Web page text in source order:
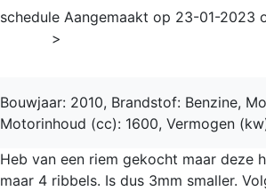
schedule Aangemaakt op 23-01-2023
>
Bouwjaar: 2010, Brandstof: Benzine,
Motorinhoud (cc): 1600, Vermogen
Heb van een riem gekocht maar deze
maar 4 ribbels. Is dus 3mm smaller.